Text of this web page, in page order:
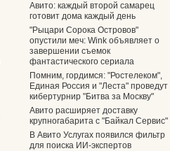
Авито: каждый второй самарец
готовит дома каждый день
"Рыцари Сорока Островов"
опустили меч: Wink объявляет о
завершении съемок
фантастического сериала
Помним, гордимся: "Ростелеком",
Единая Россия и "Леста" проведут
кибертурнир "Битва за Москву"
Авито расширяет доставку
крупногабарита с "Байкал Сервис"
В Авито Услугах появился фильтр
для поиска ИИ-экспертов